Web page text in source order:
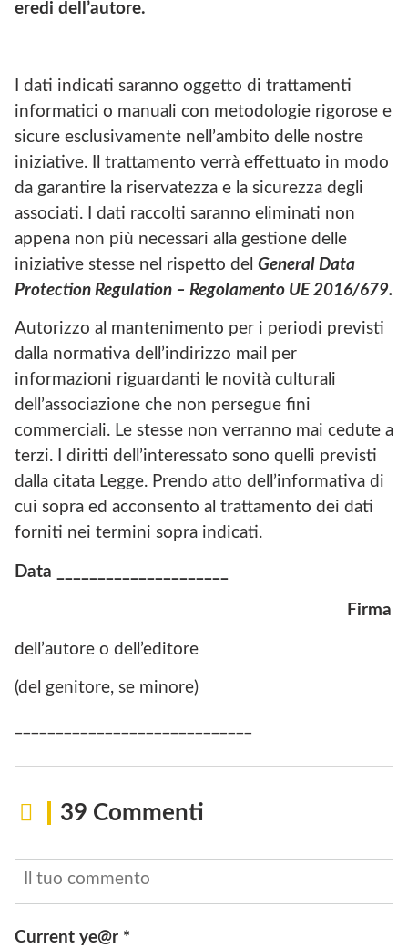
eredi dell’autore.
I dati indicati saranno oggetto di trattamenti
informatici o manuali con metodologie rigorose e
sicure esclusivamente nell’ambito delle nostre
iniziative. Il trattamento verrà effettuato in modo
da garantire la riservatezza e la sicurezza degli
associati. I dati raccolti saranno eliminati non
appena non più necessari alla gestione delle
iniziative stesse nel rispetto del General Data
Protection Regulation – Regolamento UE 2016/679.
Autorizzo al mantenimento per i periodi previsti
dalla normativa dell’indirizzo mail per
informazioni riguardanti le novità culturali
dell’associazione che non persegue fini
commerciali. Le stesse non verranno mai cedute a
terzi. I diritti dell’interessato sono quelli previsti
dalla citata Legge. Prendo atto dell’informativa di
cui sopra ed acconsento al trattamento dei dati
forniti nei termini sopra indicati.
Data _____________________
Firma
dell’autore o dell’editore
(del genitore, se minore)
39 Commenti
Current ye@r *